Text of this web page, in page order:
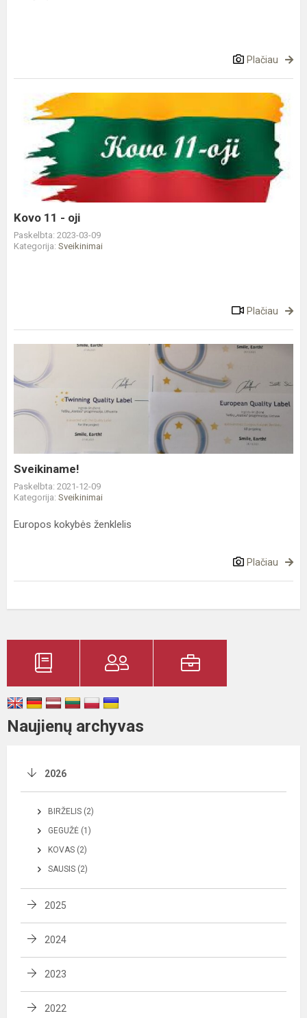
Plačiau
Kovo 11 - oji
Paskelbta: 2023-03-09
Kategorija: Sveikinimai
Plačiau
Sveikiname!
Paskelbta: 2021-12-09
Kategorija: Sveikinimai
Europos kokybės ženklelis
Plačiau
Naujienų archyvas
2026
BIRŽELIS (2)
GEGUŽĖ (1)
KOVAS (2)
SAUSIS (2)
2025
2024
2023
2022